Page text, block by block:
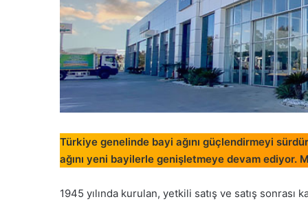
Türkiye genelinde bayi ağını güçlendirmeyi
ağını yeni bayilerle genişletmeye devam ediyor.
1945 yılında kurulan, yetkili satış ve satış